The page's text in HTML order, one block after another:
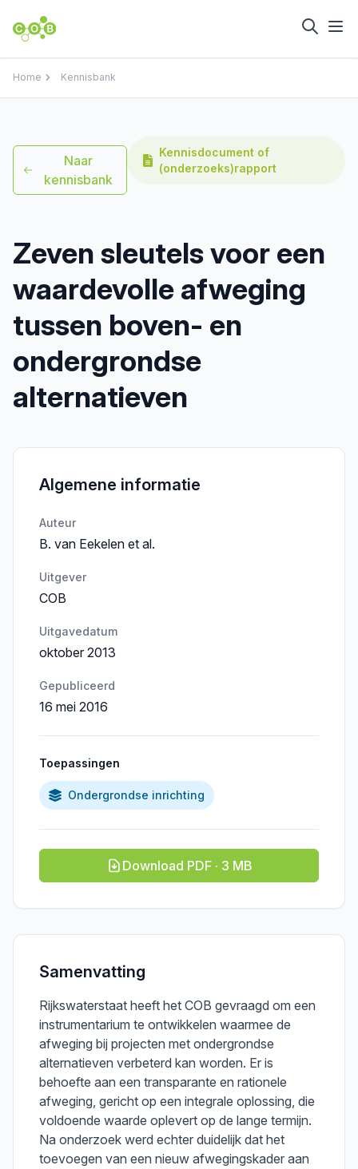
Home Kennisbank
Naar
kennisbank
Kennisdocument of
(onderzoeks)rapport
Zeven sleutels voor een
waardevolle afweging
tussen boven- en
ondergrondse
alternatieven
Algemene informatie
Auteur
B. van Eekelen et al.
Uitgever
COB
Uitgavedatum
oktober 2013
Gepubliceerd
16 mei 2016
Toepassingen
Ondergrondse inrichting
Download PDF · 3 MB
Samenvatting
Rijkswaterstaat heeft het COB gevraagd om een
instrumentarium te ontwikkelen waarmee de
afweging bij projecten met ondergrondse
alternatieven verbeterd kan worden. Er is
behoefte aan een transparante en rationele
afweging, gericht op een integrale oplossing, die
voldoende waarde oplevert op de lange termijn.
Na onderzoek werd echter duidelijk dat het
toevoegen van een nieuw afwegingskader aan